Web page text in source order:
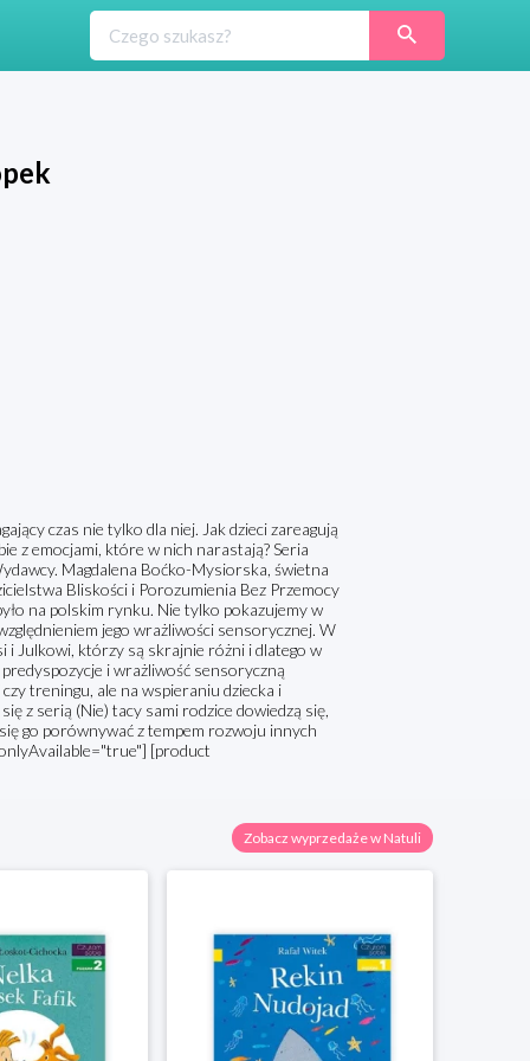
czas nie tylko dla niej. Jak dzieci zareagują
z emocjami, które w nich narastają? Seria
Magdalena Boćko-Mysiorska, świetna
Bliskości i Porozumienia Bez Przemocy
na polskim rynku. Nie tylko pokazujemy w
jego wrażliwości sensorycznej. W
i Julkowi, którzy są skrajnie różni i dlatego w
i wrażliwość sensoryczną
treningu, ale na wspieraniu dziecka i
z serią (Nie) tacy sami rodzice dowiedzą się,
go porównywać z tempem rozwoju innych
[product
Zobacz wyprzedaże w Natuli